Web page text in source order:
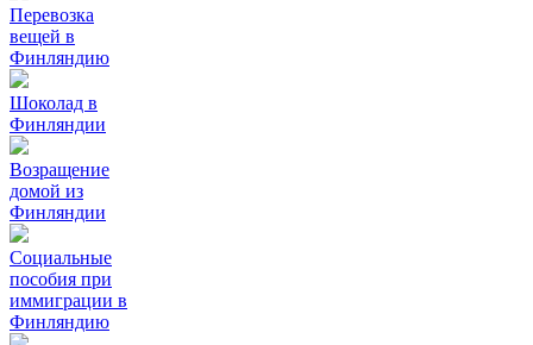
Перевозка
вещей в
Финляндию
Шоколад в
Финляндии
Возращение
домой из
Финляндии
Социальные
пособия при
иммиграции в
Финляндию